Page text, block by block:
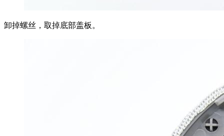
卸掉螺丝，取掉底部盖板。